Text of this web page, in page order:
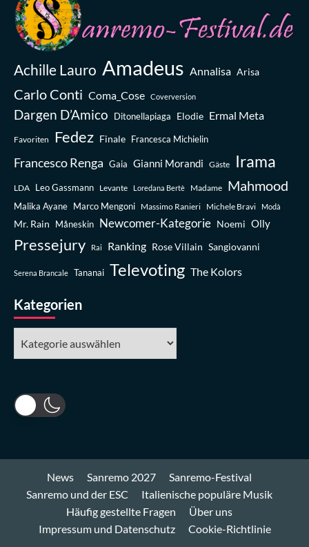
Achille Lauro Amadeus Annalisa Arisa
Carlo Conti Coma_Cose Coverversion
Dargen D’Amico Ditonellapiaga Elodie Ermal Meta
Favoriten Fedez Finale Francesca Michielin
Francesco Renga Gaia Gianni Morandi Gäste Irama
LDA Leo Gassmann Levante Loredana Bertè Madame Mahmood
Malika Ayane Marco Mengoni Massimo Ranieri Michele Bravi Modà
Mr. Rain Måneskin Newcomer-Kategorie Noemi Olly
Pressejury Rai Ranking Rose Villain Sangiovanni
Serena Brancale Tananai Televoting The Kolors
Kategorien
News Sanremo 2027
Sanremo-Festival
Sanremo und der ESC
Italienische populäre Musik
Häufig gestellte Fragen
Über uns
Impressum und Datenschutz
Cookie-Richtlinie